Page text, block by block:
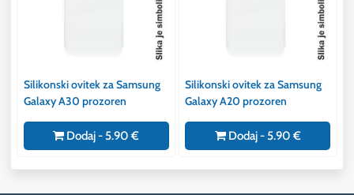
Silikonski ovitek za Samsung
Galaxy A30 prozoren
Dodaj - 5.90 €
Silikonski ovitek za Samsung
Galaxy A20 prozoren
Dodaj - 5.90 €